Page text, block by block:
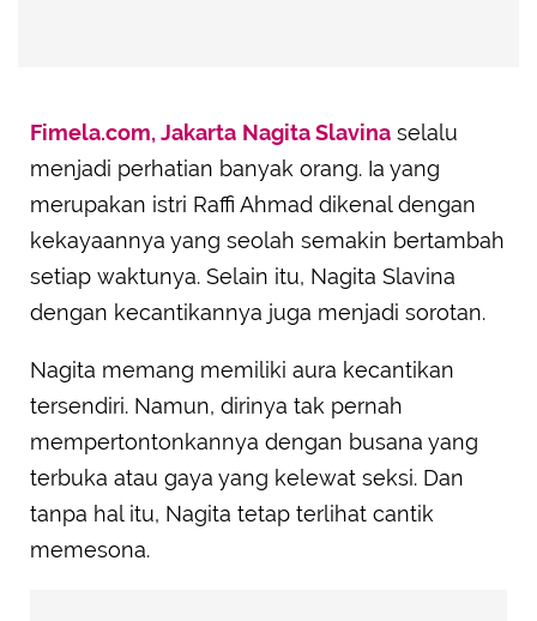
Fimela.com, Jakarta Nagita Slavina selalu
menjadi perhatian banyak orang. Ia yang
merupakan istri Raffi Ahmad dikenal dengan
kekayaannya yang seolah semakin bertambah
setiap waktunya. Selain itu, Nagita Slavina
dengan kecantikannya juga menjadi sorotan.
Nagita memang memiliki aura kecantikan
tersendiri. Namun, dirinya tak pernah
mempertontonkannya dengan busana yang
terbuka atau gaya yang kelewat seksi. Dan
tanpa hal itu, Nagita tetap terlihat cantik
memesona.